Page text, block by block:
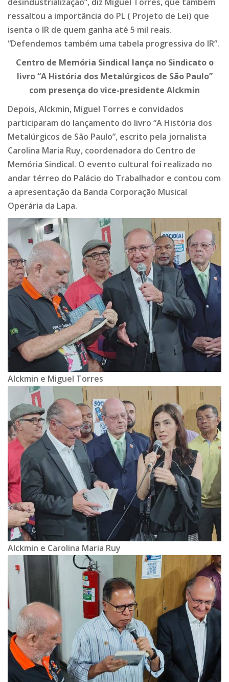
ressaltou a importância do PL ( Projeto de Lei) que
isenta o IR de quem ganha até 5 mil reais.
“Defendemos também uma tabela progressiva do IR”.
Centro de Memória Sindical lança no Sindicato o
livro “A História dos Metalúrgicos de São Paulo”
com presença do vice-presidente Alckmin
Depois, Alckmin, Miguel Torres e convidados
participaram do lançamento do livro “A História dos
Metalúrgicos de São Paulo”, escrito pela jornalista
Carolina Maria Ruy, coordenadora do Centro de
Memória Sindical. O evento cultural foi realizado no
andar térreo do Palácio do Trabalhador e contou com
a apresentação da Banda Corporação Musical
Operária da Lapa.
Alckmin e Miguel Torres
Alckmin e Carolina Maria Ruy